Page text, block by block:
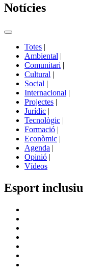
Notícies
Commutador
portals
Totes |
Ambiental |
Comunitari |
Cultural |
Social |
Internacional |
Projectes |
Jurídic |
Tecnològic |
Formació |
Econòmic |
Agenda |
Opinió |
Vídeos
Esport inclusiu